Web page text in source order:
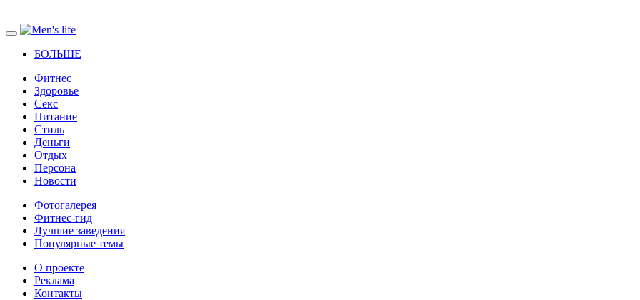
БОЛЬШЕ
Фитнес
Здоровье
Секс
Питание
Стиль
Деньги
Отдых
Персона
Новости
Фотогалерея
Фитнес-гид
Лучшие заведения
Популярные темы
О проекте
Реклама
Контакты